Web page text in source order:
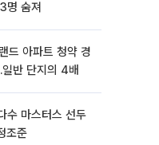
명 숨져
드 아파트 청약 경
반 단지의 4배
수 마스터스 선두
조준